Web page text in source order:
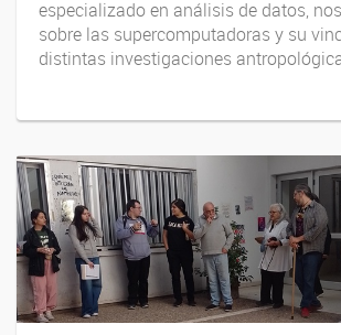
especializado en análisis de datos,
sobre las supercomputadoras y su
distintas investigaciones